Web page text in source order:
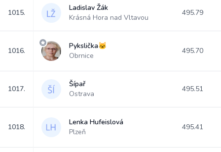
1015.
Ladislav Žák
Krásná Hora nad Vltavou
495.79
1016.
Pykslička🐱
Obrnice
495.70
1017.
Šípař
Ostrava
495.51
1018.
Lenka Hufeislová
Plzeň
495.41